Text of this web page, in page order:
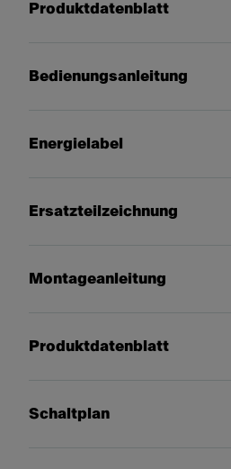
Produktdatenblatt
Bedienungsanleitung
Energielabel
Ersatzteilzeichnung
Montageanleitung
Produktdatenblatt
Schaltplan